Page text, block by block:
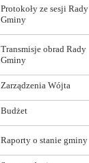
Protokoły ze sesji Rady
Gminy
Transmisje obrad Rady
Gminy
Zarządzenia Wójta
Budżet
Raporty o stanie gminy